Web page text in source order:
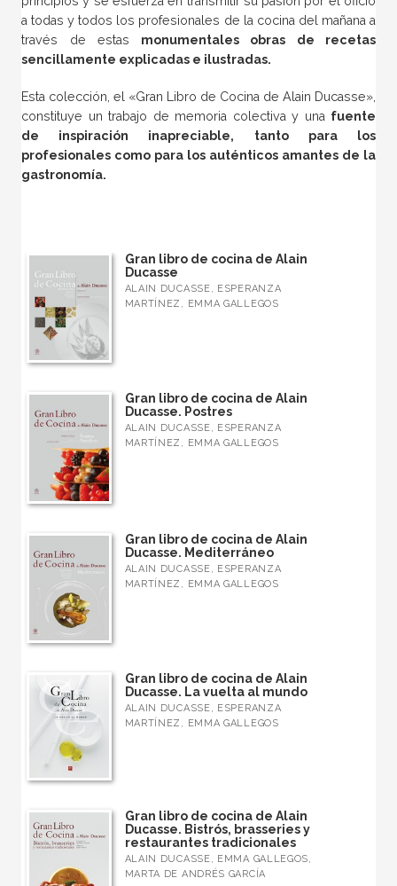
a todas y todos los profesionales de la cocina del mañana a
través de estas monumentales obras de recetas
sencillamente explicadas e ilustradas.
Esta colección, el «Gran Libro de Cocina de Alain Ducasse»,
constituye un trabajo de memoria colectiva y una fuente
de inspiración inapreciable, tanto para los
profesionales como para los auténticos amantes de la
gastronomía.
Gran libro de cocina de Alain
Ducasse
ALAIN DUCASSE, ESPERANZA
MARTÍNEZ, EMMA GALLEGOS
Gran libro de cocina de Alain
Ducasse. Postres
ALAIN DUCASSE, ESPERANZA
MARTÍNEZ, EMMA GALLEGOS
Gran libro de cocina de Alain
Ducasse. Mediterráneo
ALAIN DUCASSE, ESPERANZA
MARTÍNEZ, EMMA GALLEGOS
Gran libro de cocina de Alain
Ducasse. La vuelta al mundo
ALAIN DUCASSE, ESPERANZA
MARTÍNEZ, EMMA GALLEGOS
Gran libro de cocina de Alain
Ducasse. Bistrós, brasseries y
restaurantes tradicionales
ALAIN DUCASSE, EMMA GALLEGOS,
MARTA DE ANDRÉS GARCÍA